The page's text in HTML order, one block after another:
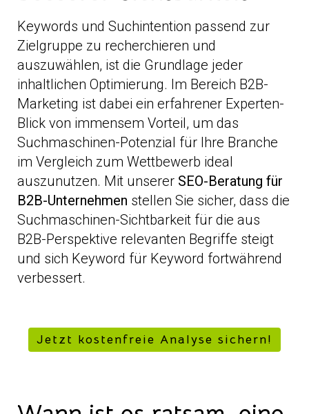
Keywords und Suchintention passend zur
Zielgruppe zu recherchieren und
auszuwählen, ist die Grundlage jeder
inhaltlichen Optimierung. Im Bereich B2B-
Marketing ist dabei ein erfahrener Experten-
Blick von immensem Vorteil, um das
Suchmaschinen-Potenzial für Ihre Branche
im Vergleich zum Wettbewerb ideal
auszunutzen. Mit unserer SEO-Beratung für
B2B-Unternehmen stellen Sie sicher, dass die
Suchmaschinen-Sichtbarkeit für die aus
B2B-Perspektive relevanten Begriffe steigt
und sich Keyword für Keyword fortwährend
verbessert.
Jetzt kostenfreie Analyse sichern!